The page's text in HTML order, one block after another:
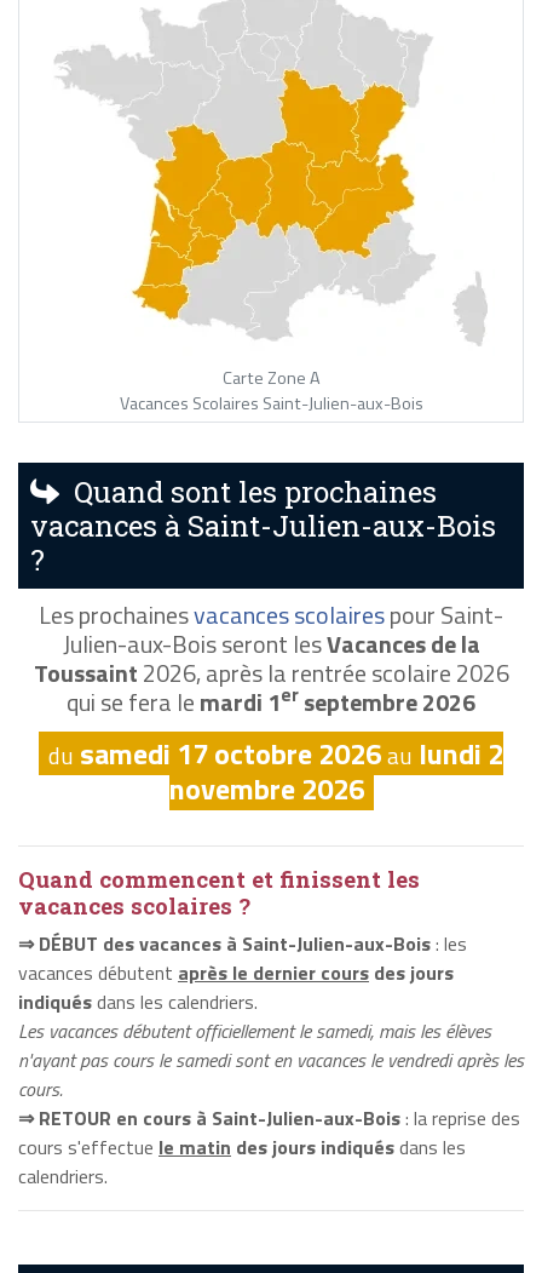
Carte Zone A
Vacances Scolaires Saint-Julien-aux-Bois
Quand sont les prochaines
vacances à Saint-Julien-aux-Bois
?
Les prochainesvacances scolairespour Saint-
Julien-aux-Bois seront lesVacances de la
Toussaint2026, après la rentrée scolaire 2026
qui se fera lemardi 1er septembre 2026
du samedi 17 octobre 2026au lundi 2
novembre 2026
Quand commencent et finissent les
vacances scolaires ?
⇒ DÉBUT des vacances à Saint-Julien-aux-Bois: les
vacances débutent après le dernier cours des jours
indiquésdans les calendriers.
Les vacances débutent officiellement le samedi, mais les élèves
n'ayant pas cours le samedi sont en vacances le vendredi après les
cours.
⇒ RETOUR en cours à Saint-Julien-aux-Bois: la reprise des
cours s'effectue le matin des jours indiquésdans les
calendriers.